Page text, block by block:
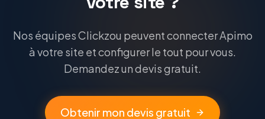
Nos équipes Clickzou peuvent connecter Apimo
à votre site et configurer le tout pour vous.
Demandez un devis gratuit.
Obtenir mon devis gratuit